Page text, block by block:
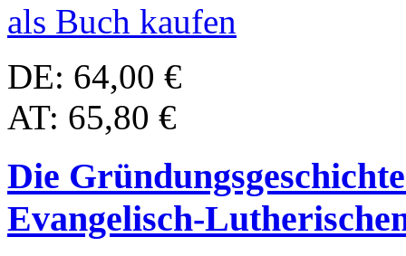
als Buch kaufen
DE: 64,00 €
AT: 65,80 €
Die
Evangelisch-